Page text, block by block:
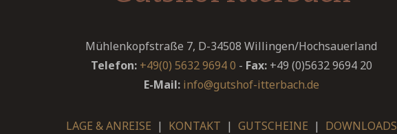
Mühlenkopfstraße 7, D-34508 Willingen/Hochsauerland
Telefon: +49(0) 5632 9694 0 - Fax:+49 (0)5632 9694 20
E-Mail: info@gutshof-itterbach.de
LAGE & ANREISE | KONTAKT | GUTSCHEINE | DOWNLOADS